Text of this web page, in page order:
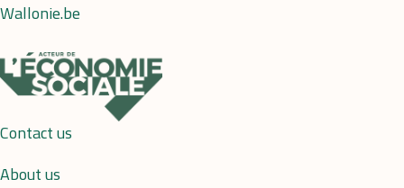
Wallonie.be
Contact us
About us